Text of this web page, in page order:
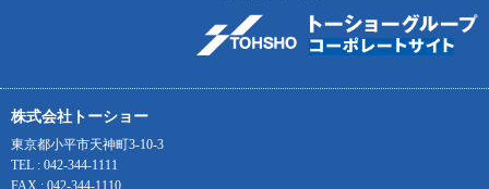
株式会社トーショー
東京都小平市天神町3-10-3
TEL : 042-344-1111
FAX : 042-344-1110